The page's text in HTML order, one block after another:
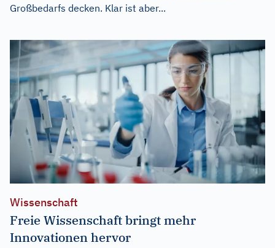
Großbedarfs decken. Klar ist aber...
Wissenschaft
Freie Wissenschaft bringt mehr
Innovationen hervor